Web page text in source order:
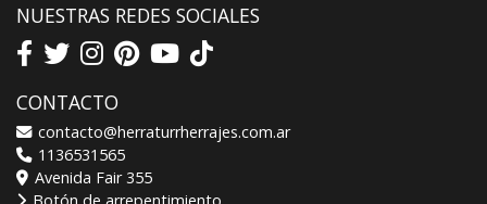
NUESTRAS REDES SOCIALES
CONTACTO
contacto@herraturrherrajes.com.ar
1136531565
Avenida Fair 355